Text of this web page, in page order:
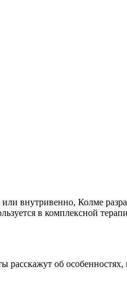
внутривенно, Колме
в комплексной
расскажут об